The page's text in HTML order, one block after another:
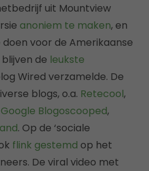
uit Mountview
anoniem te maken, en
voor de Amerikaanse
de leukste
Wired verzamelde. De
blogs, o.a. Retecool,
Google Blogoscooped,
. Op de ‘sociale
flink gestemd op het
De viral video met